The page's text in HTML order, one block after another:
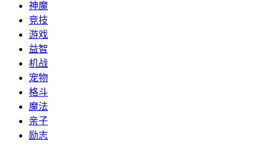
神魔
竞技
游戏
益智
机战
宠物
格斗
魔法
亲子
励志